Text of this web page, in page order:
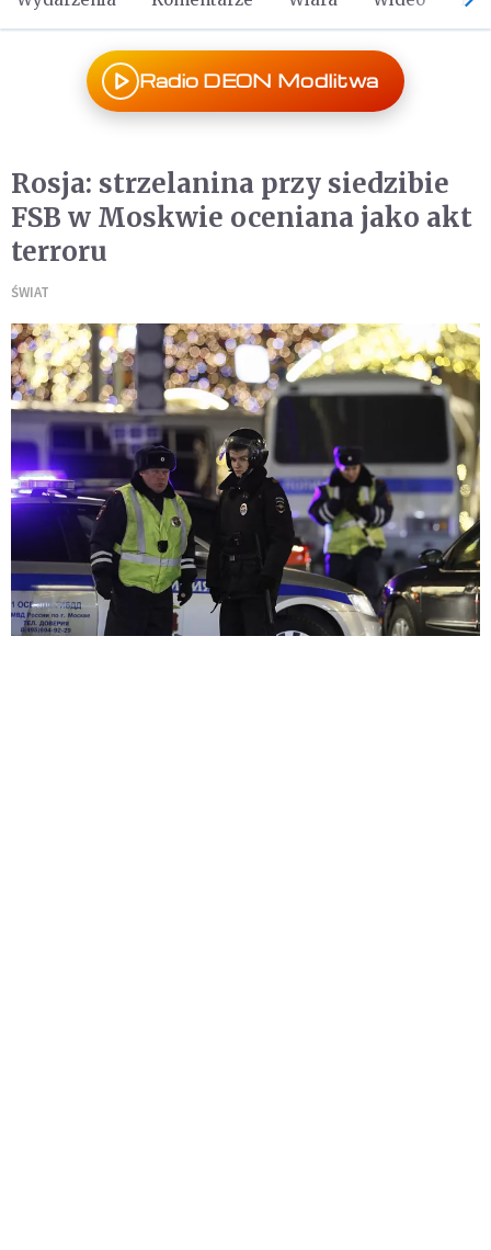
Radio DEON Modlitwa
Rosja: strzelanina przy siedzibie
FSB w Moskwie oceniana jako akt
terroru
ŚWIAT